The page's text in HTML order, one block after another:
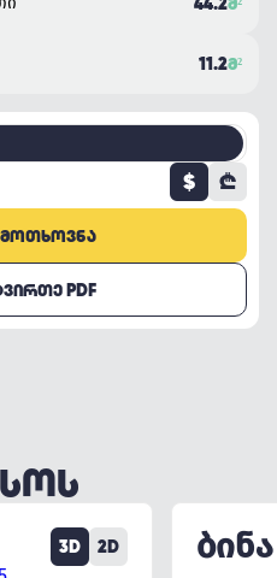
11.2Მ²
$ ₾
PDF
3D 2D